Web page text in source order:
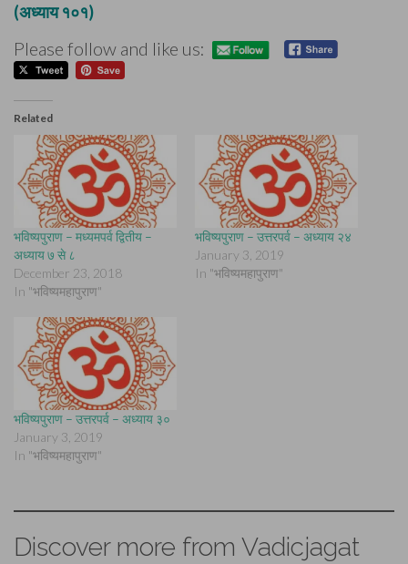
(अध्याय १०१)
Please follow and like us:
Related
भविष्यपुराण – मध्यमपर्व द्वितीय –
अध्याय ७ से ८
December 23, 2018
In "भविष्यमहापुराण"
भविष्यपुराण – उत्तरपर्व – अध्याय २४
January 3, 2019
In "भविष्यमहापुराण"
भविष्यपुराण – उत्तरपर्व – अध्याय ३०
January 3, 2019
In "भविष्यमहापुराण"
Discover more from Vadicjagat